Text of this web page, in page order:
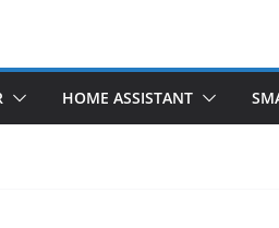
HOME ASSISTANT